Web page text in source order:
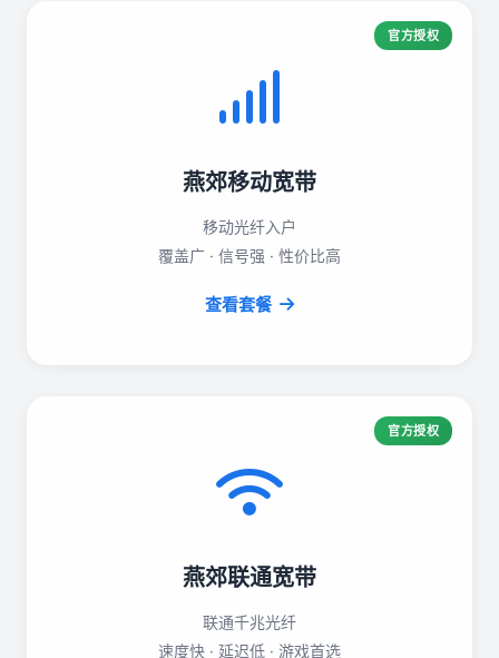
官方授权
燕郊移动宽带
移动光纤入户
覆盖广 · 信号强 · 性价比高
查看套餐
官方授权
燕郊联通宽带
联通千兆光纤
速度快 · 延迟低 · 游戏首选